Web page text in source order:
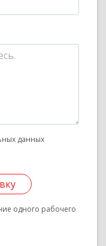
данных
одного рабочего